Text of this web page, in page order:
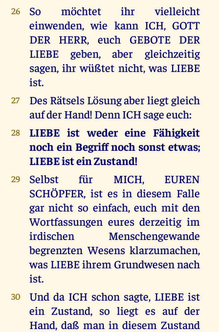
26
So möchtet ihr vielleicht
einwenden, wie kann ICH, GOTT
DER HERR, euch GEBOTE DER
LIEBE geben, aber gleichzeitig
sagen, ihr wüßtet nicht, was LIEBE
ist.
27
Des Rätsels Lösung aber liegt gleich
auf der Hand! Denn ICH sage euch:
28
LIEBE ist weder eine Fähigkeit
noch ein Begriff noch sonst etwas;
LIEBE ist ein Zustand!
29
Selbst für MICH, EUREN
SCHÖPFER, ist es in diesem Falle
gar nicht so einfach, euch mit den
Wortfassungen eures derzeitig im
irdischen Menschengewande
begrenzten Wesens klarzumachen,
was LIEBE ihrem Grundwesen nach
ist.
30
Und da ICH schon sagte, LIEBE ist
ein Zustand, so liegt es auf der
Hand, daß man in diesem Zustand